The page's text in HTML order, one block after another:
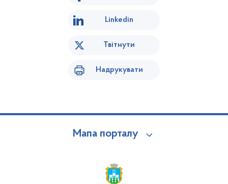
Linkedin
Твітнути
Надрукувати
Мапа порталу